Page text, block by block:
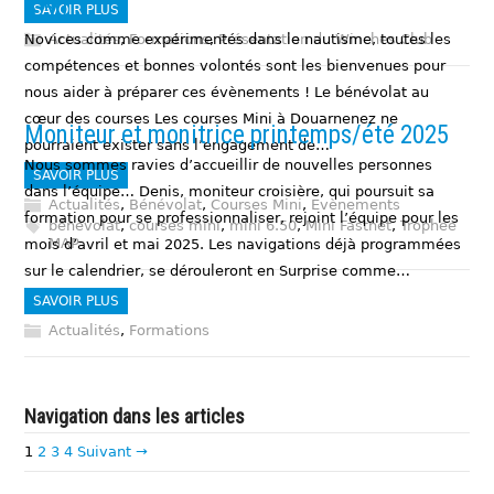
SAVOIR PLUS
Actualités,Formations,Présentation du Winches Club
6.50
Novices comme expérimentés dans le nautisme, toutes les
compétences et bonnes volontés sont les bienvenues pour
nous aider à préparer ces évènements ! Le bénévolat au
cœur des courses Les courses Mini à Douarnenez ne
pourraient exister sans l’engagement de…
SAVOIR PLUS
Actualités, Bénévolat,Courses Mini, Evènements
bénévolat,courses mini,mini 6.50,Mini Fastnet,Trophée
MAP
Moniteur et monitrice printemps/été 2025
Nous sommes ravies d’accueillir de nouvelles personnes
dans l’équipe… Denis, moniteur croisière, qui poursuit sa
formation pour se professionnaliser, rejoint l’équipe pour les
mois d’avril et mai 2025. Les navigations déjà programmées
sur le calendrier, se dérouleront en Surprise comme…
SAVOIR PLUS
Actualités, Formations
Navigation dans les articles
1 2 3 4 Suivant →